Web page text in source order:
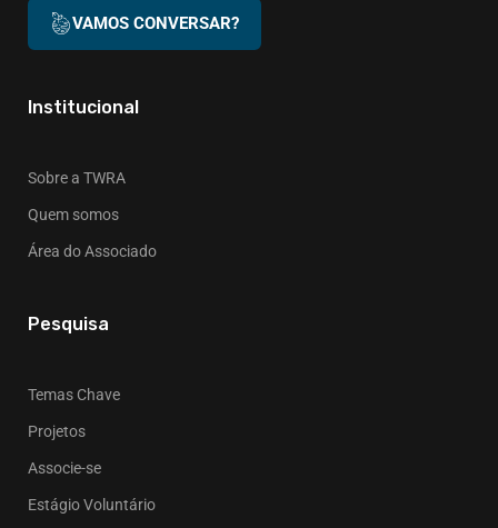
VAMOS CONVERSAR?
Institucional
Sobre a TWRA
Quem somos
Área do Associado
Pesquisa
Temas Chave
Projetos
Associe-se
Estágio Voluntário